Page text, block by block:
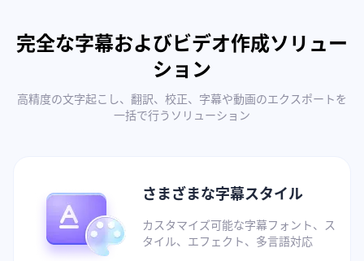
完全な字幕およびビデオ作成ソリュー
ション
高精度の文字起こし、翻訳、校正、字幕や動画のエクスポートを
一括で行うソリューション
さまざまな字幕スタイル
カスタマイズ可能な字幕フォント、ス
タイル、エフェクト、多言語対応